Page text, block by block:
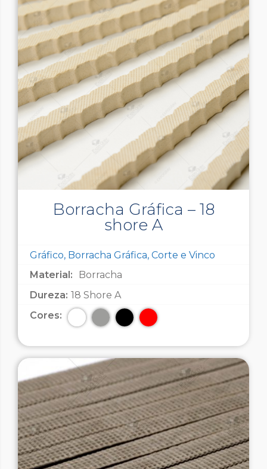
Borracha Gráfica – 18
shore A
Gráfico, Borracha Gráfica, Corte e Vinco
Material:
Borracha
Dureza: 18 Shore A
Cores: